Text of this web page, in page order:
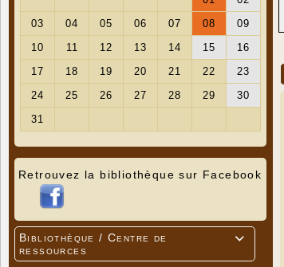
Retrouvez la bibliothèque sur Facebook

Bibliothèque / Centre de
ressources